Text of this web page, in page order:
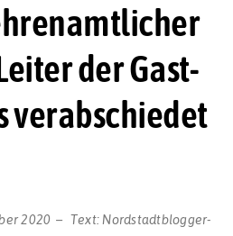
der Gast-
verabschiedet
2020 Text: Nordstadtblogger-